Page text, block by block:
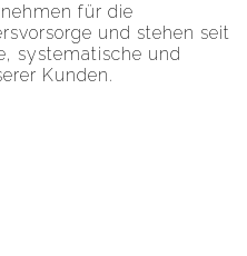
für die
und stehen seit
systematische und
Kunden.